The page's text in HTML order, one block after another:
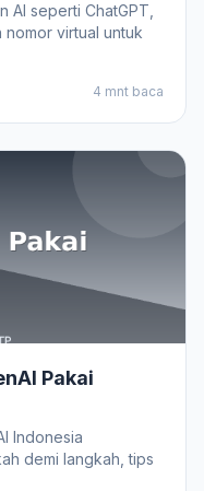
AI seperti ChatGPT,
nomor virtual untuk
4 mnt baca
Pakai
Indonesia
demi langkah, tips